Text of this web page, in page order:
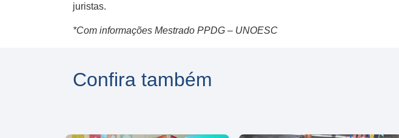
juristas.
*Com informações Mestrado PPDG – UNOESC
Confira também